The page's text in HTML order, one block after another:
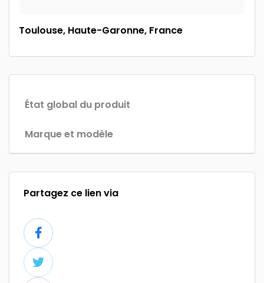
Toulouse, Haute-Garonne, France
État global du produit
Marque et modèle
Partagez ce lien via